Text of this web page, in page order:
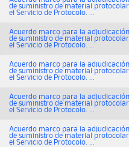
de suministro de material
el Servicio de Protocolo. ...
Acuerdo marco para la
de suministro de material
el Servicio de Protocolo. ...
Acuerdo marco para la
de suministro de material
el Servicio de Protocolo. ...
Acuerdo marco para la
de suministro de material
el Servicio de Protocolo. ...
Acuerdo marco para la
de suministro de material
el Servicio de Protocolo. ...